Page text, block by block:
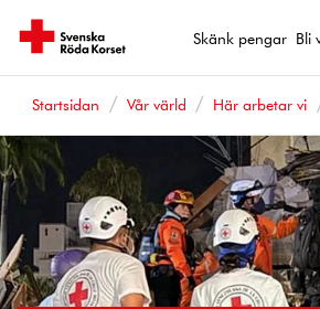
Skänk pengar Bli
Startsidan Vår värld Här arbetar vi